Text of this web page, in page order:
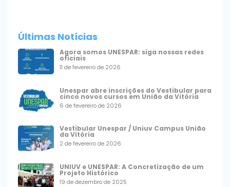
Últimas Notícias
Agora somos UNESPAR: siga nossas redes
oficiais
11 de fevereiro de 2026
Unespar abre inscrições do Vestibular para
cinco novos cursos em União da Vitória
6 de fevereiro de 2026
Vestibular Unespar / Uniuv Campus União
da Vitória
2 de fevereiro de 2026
UNIUV e UNESPAR: A Concretização de um
Projeto Histórico
19 de dezembro de 2025